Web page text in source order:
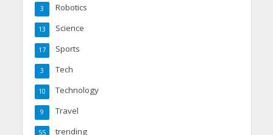
Robotics
3
Science
13
Sports
17
Tech
3
Technology
10
Travel
9
trending
55